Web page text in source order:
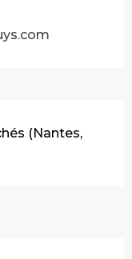
(Nantes,